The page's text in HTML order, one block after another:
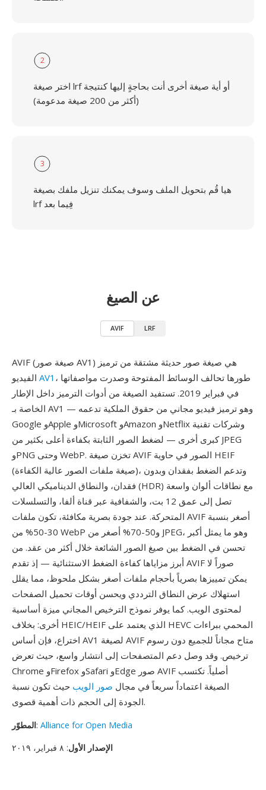
2
اختر صيغة lrf أو أية صيغة أخرى أنت بحاجةٍ إليها كنتيجة
(أكثر من 200 صيغة مدعومة)
3
هيا قُم بتحويل الملف وسوف يمكنك تنزيل ملفك بصيغة
lrf فِيما بعد
عن الصيغ
AVIF LRF
AVIF (صيغة صور AV1) هي صيغة صور حديثة مشتقة من ترميز
AV1 ، طورها تحالف الوسائط المفتوحة وصدرت مواصفاتها
في فبراير 2019. تستفيد الصيغة من أدوات الترميز داخل الإطار
الخاصة بـ AV1 — وهو ترميز فيديو مجاني من حقوق الملكية تدعمه
Google وApple وMicrosoft وAmazon وNetflix وشركات تقنية
كبرى أخرى — لضغط الصور الثابتة بكفاءة أعلى بكثير من JPEG
وPNG وحتى WebP. تخزن صيغة AVIF الصور في حاوية HEIF
(صيغة ملفات الصور عالية الكفاءة)، وتدعم الضغط بفقدان وبدون
فقدان، والنطاق الديناميكي العالي (HDR) مع نطاقات ألوان واسعة
تصل إلى عمق 12 بت، والشفافية عبر قناة ألفا، والتسلسلات
المتحركة. عند جودة بصرية مكافئة، تكون ملفات AVIF أصغر بنسبة
30-50% من WebP و50-70% أصغر من JPEG، وهو ما يمثل أكبر
تحسن في الضغط بين صيغ الصور الشائعة خلال أكثر من عقد. من
أبرز مزاياها كفاءة الضغط الاستثنائية — إذ تقدم AVIF صوراً لا
يمكن تمييزها بصرياً بأحجام ملفات أصغر بشكل ملحوظ، مما يقلل
استهلاك عرض النطاق الترددي ويحسن أوقات تحميل الصفحات
لمحتوى الويب. كما يوفر نموذج الترخيص المجاني ميزة أساسية
أخرى: بخلاف HEIC/HEIF الذي يعتمد على HEVC المحمي ببراءات
اختراع، فإن أساس AV1 لصيغة AVIF متاح مجاناً للجميع دون رسوم
ترخيص. وقد وصل دعم المتصفحات إلى انتشار واسع، حيث تعرض
Chrome وFirefox وSafari وEdge صور AVIF أصلياً. تكتسب
الصيغة اعتماداً سريعاً في مجال صور الويب حيث تكون نسبة
الجودة إلى الحجم ذات أهمية قصوى.
المطوّر: Alliance for Open Media
الإصدار الأول: ٨ فبراير، ٢٠١٩